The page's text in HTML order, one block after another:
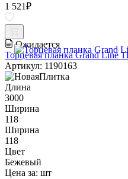
1 521₽
Ожидается
Торцевая планка Grand Line
Артикул: 1190163
Длина
3000
Ширина
118
Ширина
118
Цвет
Бежевый
Цена за: шт